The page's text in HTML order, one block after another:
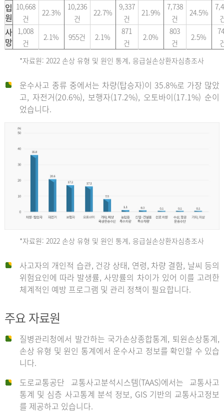
입
원
10,668
건
22.3%
10,236
건
22.7%
9,337
건
21.9%
7,738
건
24.5%
사
망
1,008
건
2.1% 955건 2.1%
871
건
2.0%
803
건
2.5%
*자료원: 2022 손상 유형 및 원인 통계, 응급실손상환자심층조사
운수사고 종류 중에서는 차량(탑승자)이 35.8%로 가장 많았
고, 자전거(20.6%), 보행자(17.2%), 오토바이(17.1%) 순이
었습니다.
사
*자료원: 2022 손상 유형 및 원인 통계, 응급실손상환자심층조사
사고자의 개인적 습관, 건강 상태, 연령, 차량 결함, 날씨 등의
위험요인에 따라 발생률, 사망률의 차이가 있어 이를 고려한
체계적인 예방 프로그램 및 관리 정책이 필요합니다.
주요 자료원
질병관리청에서 발간하는 국가손상종합통계, 퇴원손상통계,
손상 유형 및 원인 통계에서 운수사고 정보를 확인할 수 있습
니다.
도로교통공단 교통사고분석시스템(TAAS)에서는 교통사고
통계 및 심층 사고통계 분석 정보, GIS 기반의 교통사고정보
를 제공하고 있습니다.